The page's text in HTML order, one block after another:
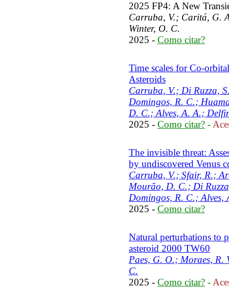
2025 FP4: A New
Carruba, V.; Caritá, G.
Winter, O. C.
2025 - Como citar?
Time scales for Co-
Asteroids
Carruba, V.; Di Ruzza,
Domingos, R. C.;
D. C.; Alves, A. A.;
2025 - Como citar? -
The invisible threat:
by undiscovered Venus
Carruba, V.; Sfair, R.;
Mourão, D. C.; Di
Domingos, R. C.; Alves,
2025 - Como citar?
Natural perturbations to
asteroid 2000 TW60
Paes, G. O.; Moraes,
C.
2025 - Como citar? -